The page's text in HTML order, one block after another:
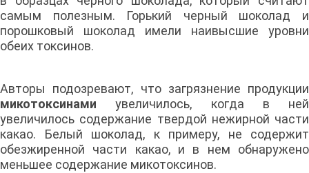
самым полезным. Горький черный шоколад и
порошковый шоколад имели наивысшие уровни
обеих токсинов.
Авторы подозревают, что загрязнение продукции
микотоксинами увеличилось, когда в ней
увеличилось содержание твердой нежирной части
какао. Белый шоколад, к примеру, не содержит
обезжиренной части какао, и в нем обнаружено
меньшее содержание микотоксинов.